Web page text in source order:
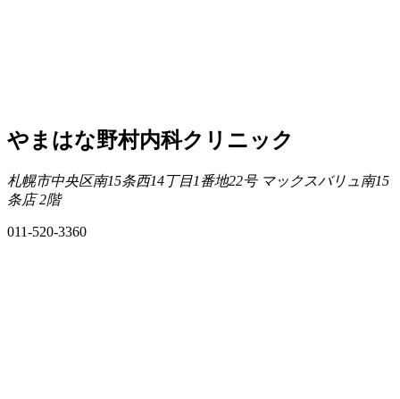
やまはな野村内科クリニック
札幌市中央区南15条西14丁目1番地22号 マックスバリュ南15
条店 2階
011-520-3360